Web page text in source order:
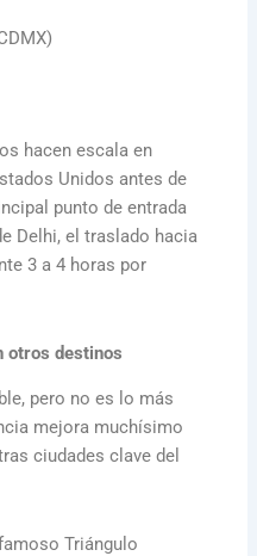
hacen escala en
Unidos antes de
punto de entrada
Delhi, el traslado hacia
3 a 4 horas por
otros destinos
pero no es lo más
mejora muchísimo
ciudades clave del
Triángulo